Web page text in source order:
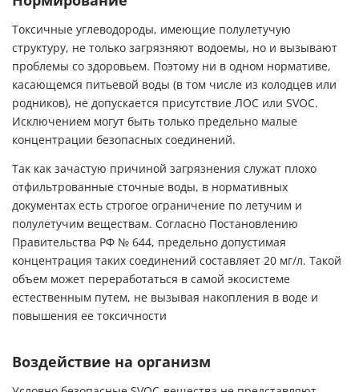
Токсичные углеводороды, имеющие полулетучую
структуру, не только загрязняют водоемы, но и вызывают
проблемы со здоровьем. Поэтому ни в одном нормативе,
касающемся питьевой воды (в том числе из колодцев или
родников), не допускается присутствие ЛОС или SVOC.
Исключением могут быть только предельно малые
концентрации безопасных соединений.
Так как зачастую причиной загрязнения служат плохо
отфильтрованные сточные воды, в нормативных
документах есть строгое ограничение по летучим и
полулетучим веществам. Согласно Постановлению
Правительства РФ № 644, предельно допустимая
концентрация таких соединений составляет 20 мг/л. Такой
объем может переработаться в самой экосистеме
естественным путем, не вызывая накопления в воде и
повышения ее токсичности
Воздействие на организм